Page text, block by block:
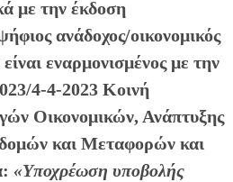
με την έκδοση
ανάδοχος/οικονομικός
εναρμονισμένος με την
4-4-2023 Κοινή
Οικονομικών, Ανάπτυξης
και Μεταφορών και
«Υποχρέωση υποβολής